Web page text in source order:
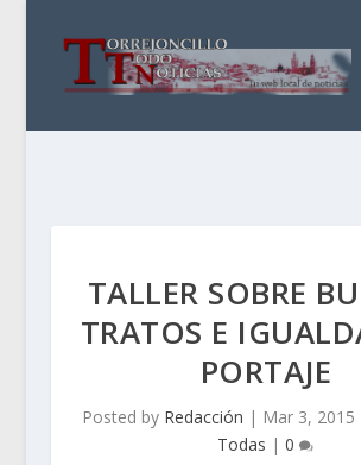
TALLER SOBRE
TRATOS E
PORTAJE
Posted by Redacción | Mar 3, 2015
Todas |0